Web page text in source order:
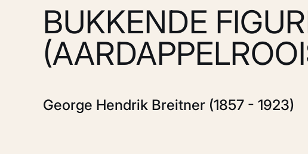
BUKKENDE
George Hendrik Breitner (1857 - 1923)